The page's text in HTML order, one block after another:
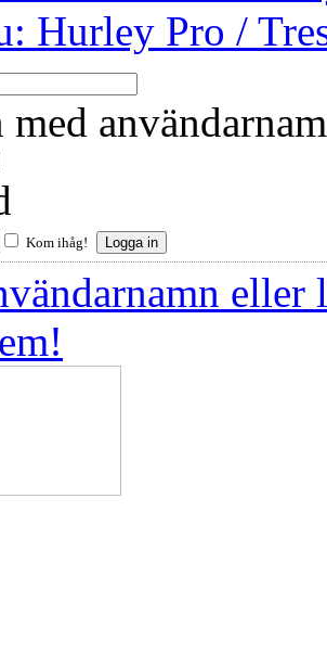
Hurley Pro /
Kom ihåg!
eller